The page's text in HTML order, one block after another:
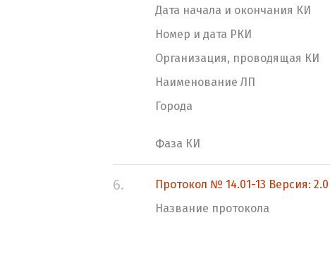
Дата начала и окончания КИ
Номер и дата РКИ
Организация, проводящая КИ
Наименование ЛП
Города
Фаза КИ
6.
Протокол № 14.01-13 Версия:
Название протокола